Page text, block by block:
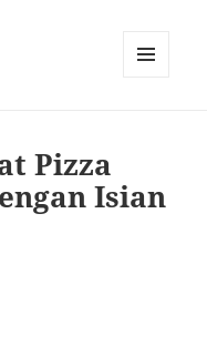
Pizza
Isian